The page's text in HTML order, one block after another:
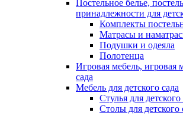
Постельное белье,
принадлежности для
Комплекты
Матрасы и
Подушки и одеяла
Полотенца
Игровая мебель, игровая
сада
Мебель для детского сада
Стулья для детского
Столы для детского